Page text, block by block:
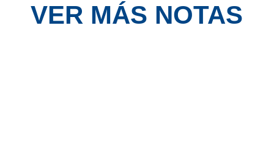
VER MÁS NOTAS